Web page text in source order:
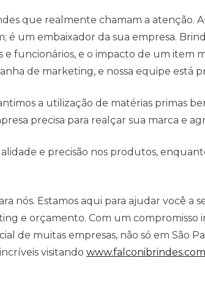
que realmente chamam a atenção.
é um embaixador da sua empresa.
e funcionários, e o impacto de um item
de marketing, e nossa equipe está
a utilização de matérias primas
precisa para realçar sua marca e
e precisão nos produtos,
nós. Estamos aqui para ajudar você a
e orçamento. Com um compromisso
de muitas empresas, não só em São
visitando